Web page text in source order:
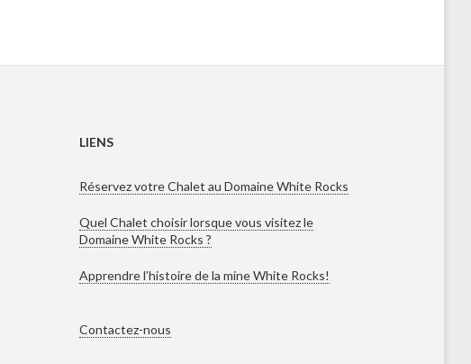
LIENS
Réservez votre Chalet au Domaine White Rocks
Quel Chalet choisir lorsque vous visitez le
Domaine White Rocks ?
Apprendre l’histoire de la mine White Rocks!
Contactez-nous